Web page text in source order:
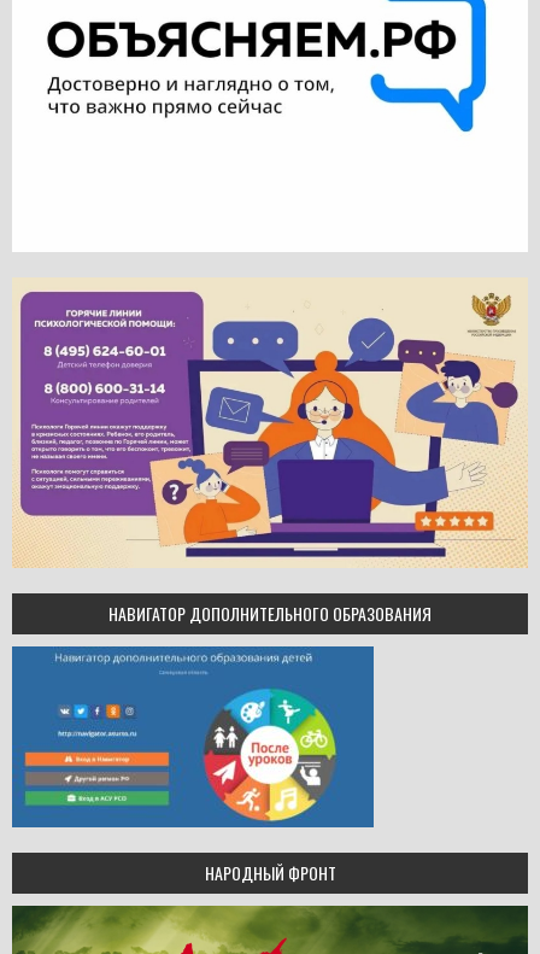
НАВИГАТОР ДОПОЛНИТЕЛЬНОГО ОБРАЗОВАНИЯ
НАРОДНЫЙ ФРОНТ